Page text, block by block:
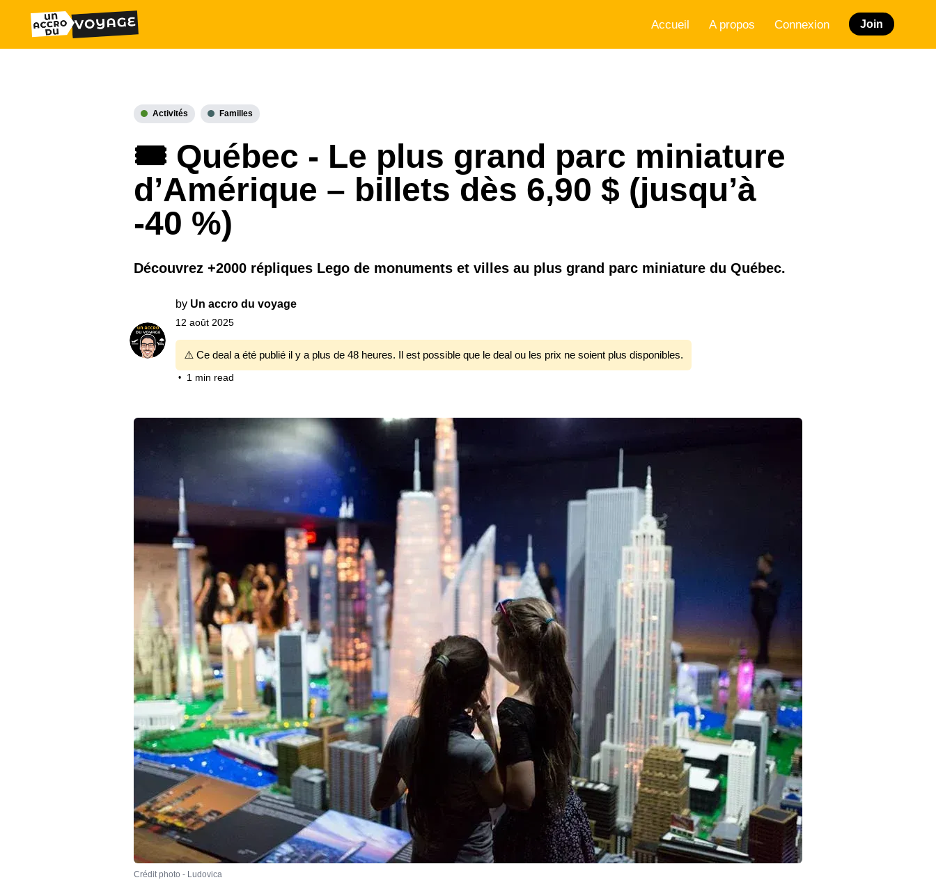
Accueil A propos Connexion Join
Activités Familles
🎟️ Québec - Le plus grand parc miniature
d’Amérique – billets dès 6,90 $ (jusqu’à
-40 %)
Découvrez +2000 répliques Lego de monuments et villes au plus grand parc miniature du Québec.
by Un accro du voyage
12 août 2025
⚠️ Ce deal a été publié il y a plus de 48 heures. Il est possible que le deal ou les prix ne soient plus disponibles.
• 1 min read
Crédit photo - Ludovica